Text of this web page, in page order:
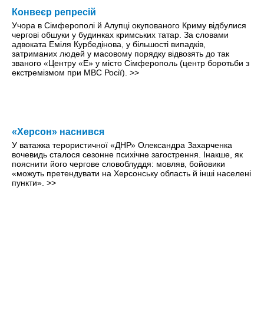
Конвеєр репресій
Учора в Сімферополі й Алупці окупованого Криму відбулися
чергові обшуки у будинках кримських татар. За словами
адвоката Еміля Курбедінова, у більшості випадків,
затриманих людей у масовому порядку відвозять до так
званого «Центру «Е» у місто Сімферополь (центр боротьби з
екстремізмом при МВС Росії). >>
«Херсон» наснився
У ватажка терористичної «ДНР» Олександра Захарченка
вочевидь сталося сезонне психічне загострення. Інакше, як
пояснити його чергове словоблуддя: мовляв, бойовики
«можуть претендувати на Херсонську область й інші населені
пункти». >>